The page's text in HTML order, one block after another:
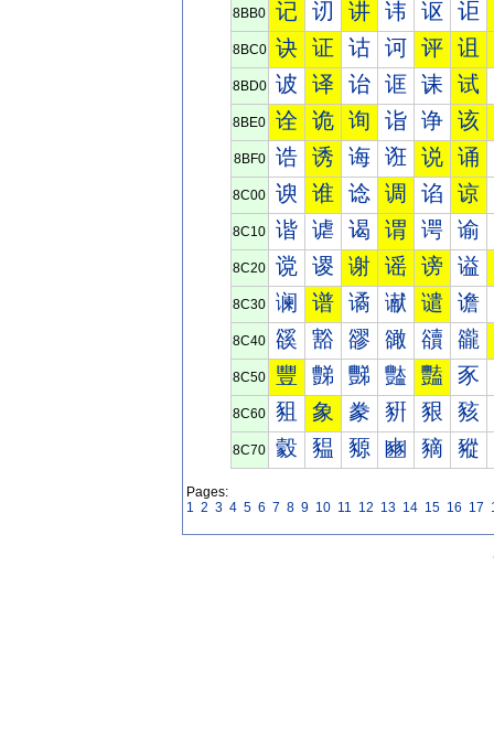
8BB0 记 讱 讲 讳 讴 讵
8BC0 诀 证 诂 诃 评 诅
8BD0 诐 译 诒 诓 诔 试
8BE0 诠 诡 询 诣 诤 该
8BF0 诰 诱 诲 诳 说 诵
8C00 谀 谁 谂 调 谄 谅
8C10 谐 谑 谒 谓 谔 谕
8C20 谠 谡 谢 谣 谤 谥
8C30 谰 谱 谲 谳 谴 谵
8C40 豀 豁 豂 豃 豄 豅
8C50 豐 豑 豒 豓 豔 豕
8C60 豠 象 豢 豣 豤 豥
8C70 豰 豱 豲 豳 豴 豵
Pages:
1 2 3 4 5 6 7 8 9 10 11 12 13 14 15 16 17